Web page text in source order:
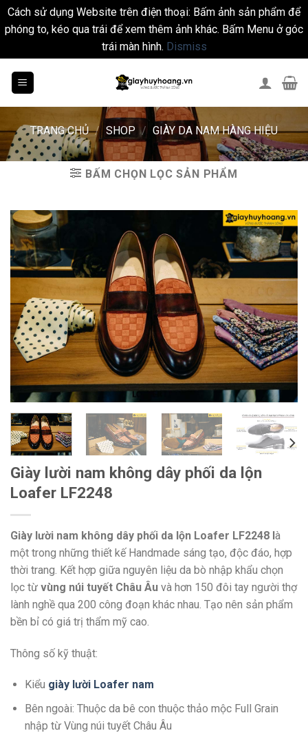
Cách sử dụng Website trên điện thoại: Bấm ảnh sản phẩm để
phóng to, kéo qua trái để xem thêm ảnh khác. Bấm Menu ở góc
trái màn hình. Dismiss
TRANG CHỦ / SHOP / GIÀY DA NAM HÀNG HIỆU
BẤM CHỌN LỌC SẢN PHẨM
Giày lười nam không dây phối da lộn
Loafer LF2248
Giày lười nam không dây phối da lộn Loafer LF2248 là
một trong những thiết kế Handmade sáng tạo, độc đáo, hợp
thời trang. Kết hợp giữa nguyên liệu da bò nhập khẩu chọn
lọc từ vùng núi tuyết Châu Âu và hơn 150 đôi tay người thợ
lành nghề qua 200 công đoạn khác nhau. Tạo nên sản phẩm
bền bỉ có giá trị thẩm mỹ cao.
Thông số kỹ thuật:
Kiểu giày lười Loafer nam
Bên ngoài: Thuộc da bê con thuộc thảo mộc Full Grain
nhập từ Vùng núi tuyết Châu Âu